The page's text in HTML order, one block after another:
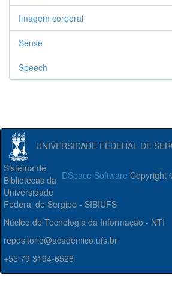
Imagem corporal
Sense
Speech
UNIVERSIDADE FEDERAL DE
DSpace Software Copyright
Sistema de
Bibliotecas da
Universidade
Federal de Sergipe - SIBIUFS
Núcleo de Tecnologia da Informação - NTI
repositorio@academico.ufs.br
+55 79 3194-6528